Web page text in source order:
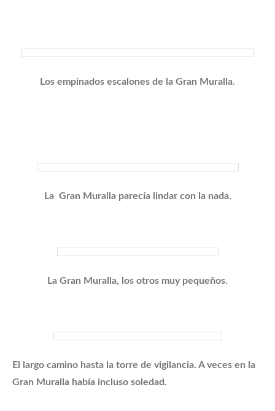
Los empinados escalones de la Gran Muralla.
La Gran Muralla parecía lindar con la nada.
La Gran Muralla, los otros muy pequeños.
El largo camino hasta la torre de vigilancia. A veces en la
Gran Muralla había incluso soledad.